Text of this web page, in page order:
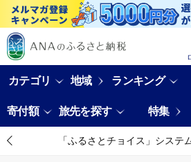
カテゴリ 地域 ランキング
寄付額 旅先を探す 特集
「ふるさとチョイス」システ